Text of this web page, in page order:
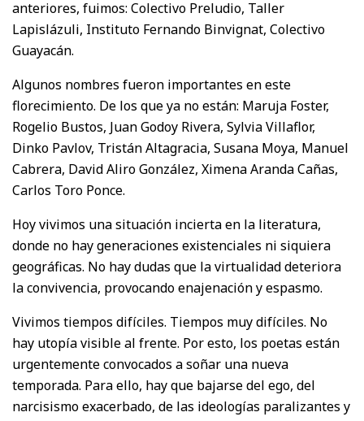
anteriores, fuimos: Colectivo Preludio, Taller
Lapislázuli, Instituto Fernando Binvignat, Colectivo
Guayacán.
Algunos nombres fueron importantes en este
florecimiento. De los que ya no están: Maruja Foster,
Rogelio Bustos, Juan Godoy Rivera, Sylvia Villaflor,
Dinko Pavlov, Tristán Altagracia, Susana Moya, Manuel
Cabrera, David Aliro González, Ximena Aranda Cañas,
Carlos Toro Ponce.
Hoy vivimos una situación incierta en la literatura,
donde no hay generaciones existenciales ni siquiera
geográficas. No hay dudas que la virtualidad deteriora
la convivencia, provocando enajenación y espasmo.
Vivimos tiempos difíciles. Tiempos muy difíciles. No
hay utopía visible al frente. Por esto, los poetas están
urgentemente convocados a soñar una nueva
temporada. Para ello, hay que bajarse del ego, del
narcisismo exacerbado, de las ideologías paralizantes y